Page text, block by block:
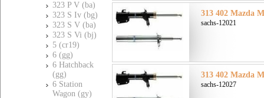
323 P V (ba)
323 S Iv (bg)
323 S V (ba)
323 S Vi (bj)
5 (cr19)
6 (gg)
6 Hatchback
(gg)
6 Station
Wagon (gy)
313 402 Mazda
sachs-12021
313 402 Mazda
sachs-12027